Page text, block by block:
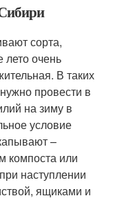
сорта,
лето очень
В таких
провести в
на зиму в
условие
–
компоста или
наступлении
ящиками и